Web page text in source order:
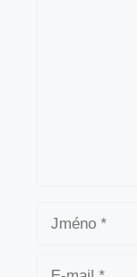
Jméno